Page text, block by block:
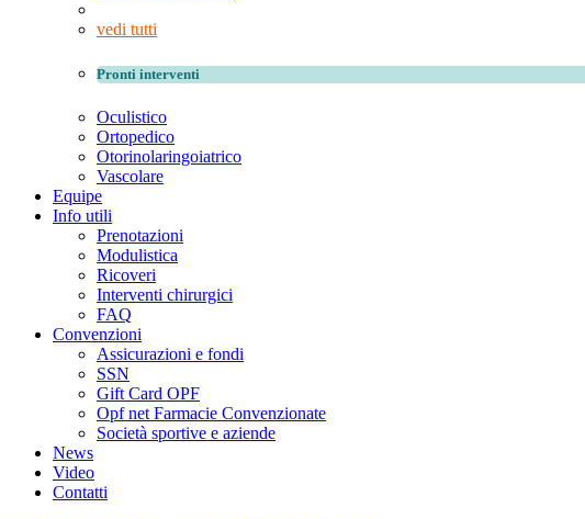
vedi tutti
Pronti interventi
Oculistico
Ortopedico
Otorinolaringoiatrico
Vascolare
Equipe
Info utili
Prenotazioni
Modulistica
Ricoveri
Interventi chirurgici
FAQ
Convenzioni
Assicurazioni e fondi
SSN
Gift Card OPF
Opf net Farmacie Convenzionate
Società sportive e aziende
News
Video
Contatti